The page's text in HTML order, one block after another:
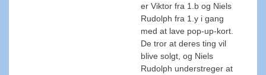
er Viktor fra 1.b og Niels
Rudolph fra 1.y i gang
med at lave pop-up-kort.
De tror at deres ting vil
blive solgt, og Niels
Rudolph understreger at